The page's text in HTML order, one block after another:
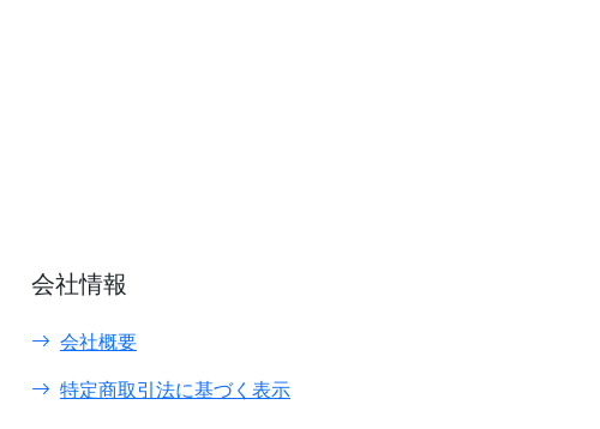
会社情報
会社概要
特定商取引法に基づく表示